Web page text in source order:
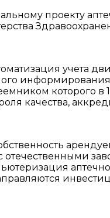
проекту
учета
информирования
которого
качества,
с